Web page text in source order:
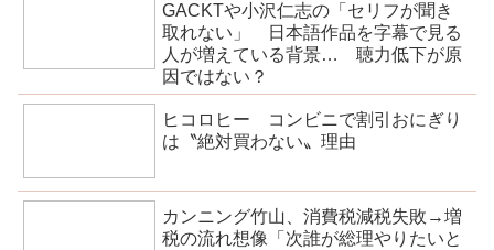
GACKTや小沢仁志の「セリフが聞き
取れない」 日本語作品を字幕で見る
人が増えている背景… 聴力低下が原
因ではない？
ヒコロヒー コンビニで割引おにぎり
は〝絶対買わない〟理由
カンニング竹山、消費税減税失敗→増
税の流れ想像「次誰が総理やりたいと